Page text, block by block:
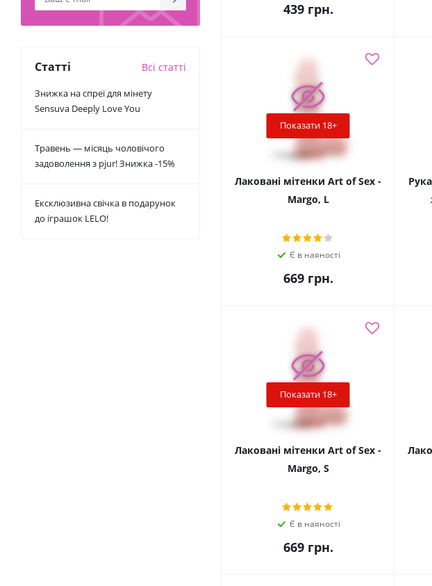
439грн.
Показати 18+
Лаковані мітенки Art of Sex -
Margo, L
Є в наяності
669грн.
Показати 18+
Лаковані мітенки Art of Sex -
Margo, S
Є в наяності
669грн.
Статті Всі статті
Знижка на спреї для мінету
Sensuva Deeply Love You
Травень — місяць чоловічого
задоволення з pjur! Знижка -15%
Ексклюзивна свічка в подарунок
до іграшок LELO!